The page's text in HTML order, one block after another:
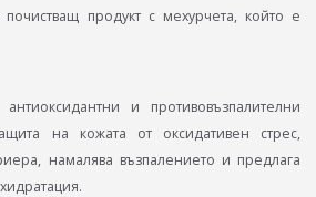
продукт с мехурчета, който е
и противовъзпалителни
на кожата от оксидативен стрес,
намалява възпалението и предлага